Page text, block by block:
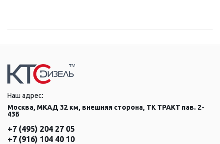
Наш адрес:
Москва, МКАД 32 км, внешняя сторона, ТК ТРАКТ пав. 2-
43Б
+7 (495) 204 27 05
+7 (916) 104 40 10